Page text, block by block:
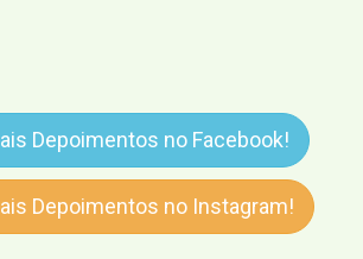
Depoimentos no Facebook!
Depoimentos no Instagram!